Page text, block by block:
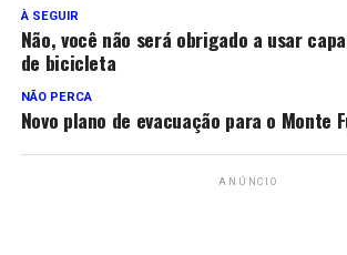
À SEGUIR
Não, você não será obrigado a usar
de bicicleta
NÃO PERCA
Novo plano de evacuação para o Monte
ANÚNCIO